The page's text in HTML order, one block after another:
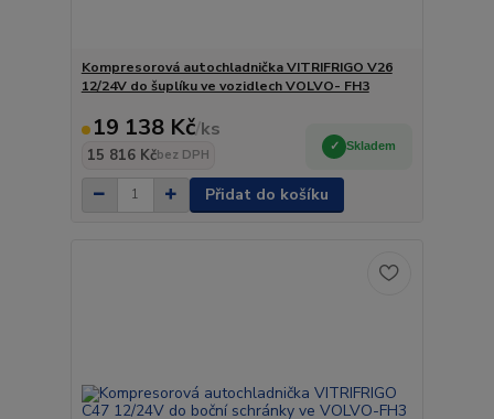
Kompresorová autochladnička VITRIFRIGO V26
12/24V do šuplíku ve vozidlech VOLVO- FH3
19 138 Kč/ks
15 816 Kčbez DPH
Skladem
Přidat do košíku